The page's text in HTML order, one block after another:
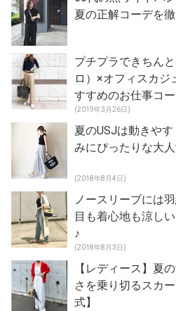
夏の正解コーデを徹
プチプラできちん
ロ）×オフィスカジ
すすめのお仕事コ
(2019年3月26日)
夏のUSJは動きや
みにぴったりな大
(2018年8月4日)
ノースリーブには
目も着心地も涼し
♪
(2018年8月3日)
【レディース】夏
さを乗り切るスカ
式】